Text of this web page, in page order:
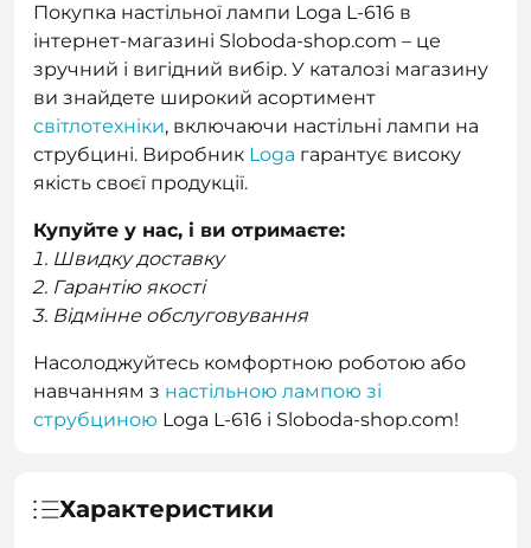
Покупка настільної лампи Loga L-616 в
інтернет-магазині Sloboda-shop.com – це
зручний і вигідний вибір. У каталозі магазину
ви знайдете широкий асортимент
світлотехніки, включаючи настільні лампи на
струбцині. Виробник Loga гарантує високу
якість своєї продукції.
Купуйте у нас, і ви отримаєте:
Швидку доставку
Гарантію якості
Відмінне обслуговування
Насолоджуйтесь комфортною роботою або
навчанням з настільною лампою зі
струбциною Loga L-616 і Sloboda-shop.com!
Характеристики